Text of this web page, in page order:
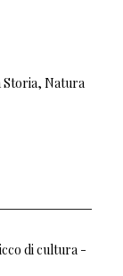
Storia, Natura
di cultura -